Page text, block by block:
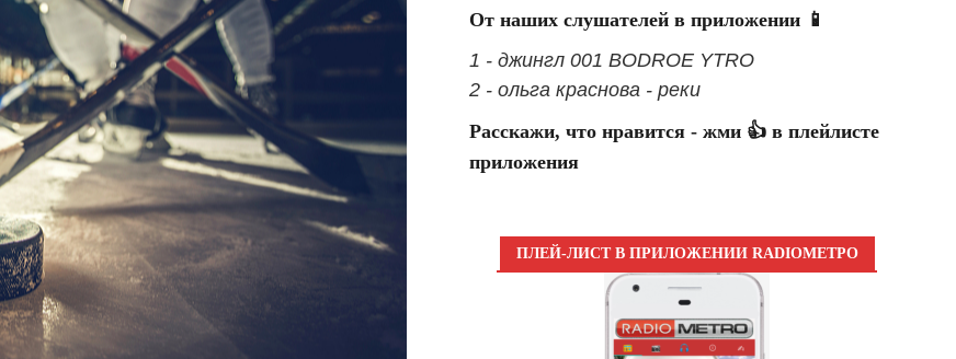
От наших слушателей в приложении 📱
1 - джингл 001 BODROE YTRO
2 - ольга краснова - реки
Расскажи, что нравится - жми 👍 в плейлисте
приложения
ПЛЕЙ-ЛИСТ В ПРИЛОЖЕНИИ RADIOМЕТРО